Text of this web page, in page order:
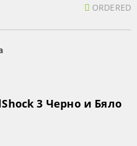
ORDERED
3 Черно и Бяло